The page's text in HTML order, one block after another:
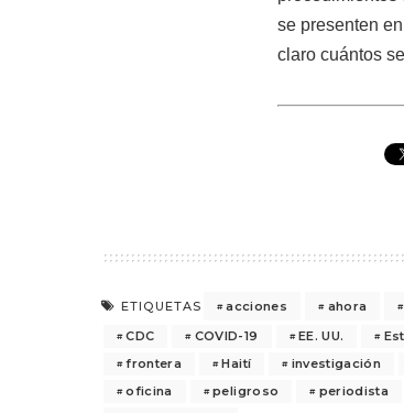
se presenten
claro cuántos
ETIQUETAS acciones ahora
CDC
COVID-19 EE. UU.
frontera
Haití investigación
oficina
peligroso periodista